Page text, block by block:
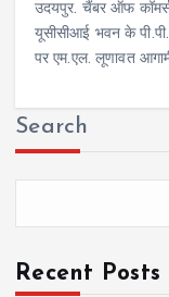
उदयपुर. चैंबर ऑफ कॉमर्स
यूसीसीआई भवन के
पर एम.एल. लूणावत
Search
Recent Posts